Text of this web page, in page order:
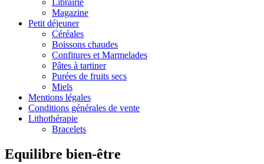
Magazine
Petit déjeuner
Céréales
Boissons chaudes
Confitures et Marmelades
Pâtes à tartiner
Purées de fruits secs
Miels
Mentions légales
Conditions générales de vente
Lithothérapie
Bracelets
Equilibre bien-être